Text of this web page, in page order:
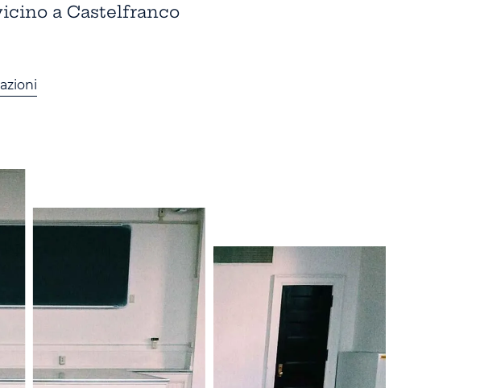
a Castelfranco